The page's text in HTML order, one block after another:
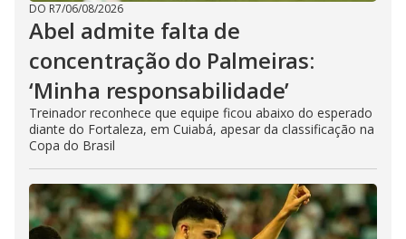
DO R7/06/08/2026
Abel admite falta de
concentração do Palmeiras:
‘Minha responsabilidade’
Treinador reconhece que equipe ficou abaixo do esperado
diante do Fortaleza, em Cuiabá, apesar da classificação na
Copa do Brasil